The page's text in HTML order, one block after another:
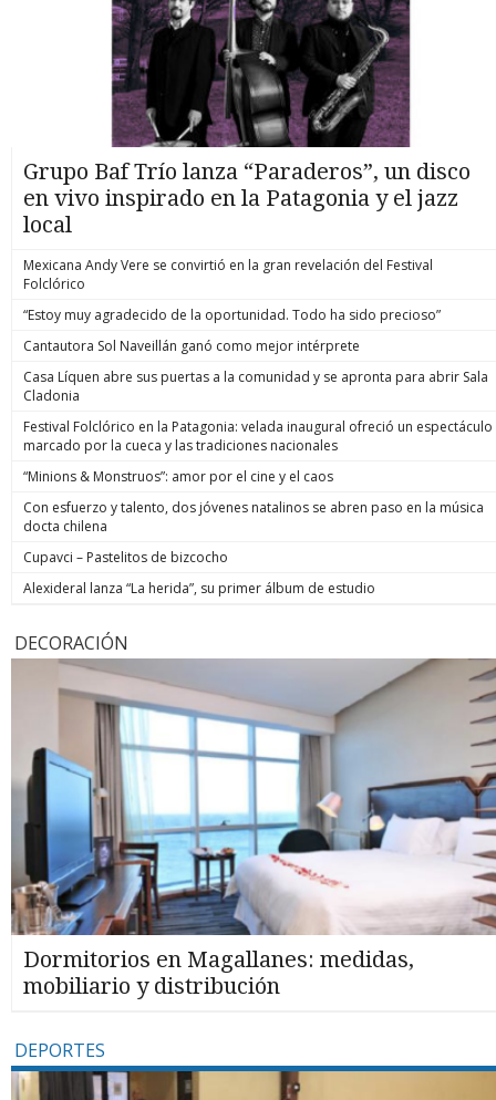
Grupo Baf Trío lanza “Paraderos”, un disco
en vivo inspirado en la Patagonia y el jazz
local
Mexicana Andy Vere se convirtió en la gran revelación del Festival
Folclórico
“Estoy muy agradecido de la oportunidad. Todo ha sido precioso”
Cantautora Sol Naveillán ganó como mejor intérprete
Casa Líquen abre sus puertas a la comunidad y se apronta para abrir Sala
Cladonia
Festival Folclórico en la Patagonia: velada inaugural ofreció un espectáculo
marcado por la cueca y las tradiciones nacionales
“Minions & Monstruos”: amor por el cine y el caos
Con esfuerzo y talento, dos jóvenes natalinos se abren paso en la música
docta chilena
Cupavci – Pastelitos de bizcocho
Alexideral lanza “La herida”, su primer álbum de estudio
DECORACIÓN
Dormitorios en Magallanes: medidas,
mobiliario y distribución
DEPORTES